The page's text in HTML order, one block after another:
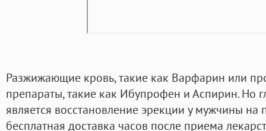
Разжижающие кровь, такие как Варфарин или
препараты, такие как Ибупрофен и Аспирин. Но
является восстановление эрекции у мужчины на
бесплатная доставка часов после приема